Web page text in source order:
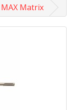
Matrix